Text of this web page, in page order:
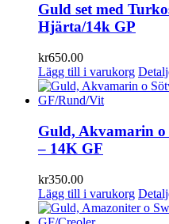
Guld set med
Hjärta/14k GP
kr650.00
Lägg till i varukorg
Guld, Akvamarin o
– 14K GF
kr350.00
Lägg till i varukorg